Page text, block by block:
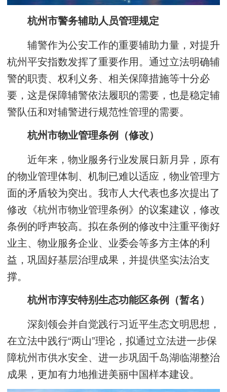
杭州市警务辅助人员管理规定
辅警作为公安工作的重要辅助力量，对提升
杭州平安指数发挥了重要作用。通过立法明确辅
警的职责、权利义务、相关保障措施等十分必
要，这是保障辅警依法履职的需要，也是稳定辅
警队伍和对辅警进行规范性管理的需要。
杭州市物业管理条例（修改）
近年来，物业服务行业发展日新月异，原有
的物业管理体制、机制已难以适应，物业管理方
面的矛盾较为突出。我市人大代表也多次提出了
修改《杭州市物业管理条例》的议案建议，修改
条例的呼声较高。拟在条例的修改中注重平衡好
业主、物业服务企业、业委会等多方主体的利
益，巩固好基层治理成果，并提供坚实法治支
撑。
杭州市淳安特别生态功能区条例（暂名）
深刻领会并自觉践行习近平生态文明思想，
在立法中践行“两山”理论，拟通过立法进一步保
障杭州市供水安全、进一步巩固千岛湖临湖整治
成果，更加有力地推进美丽中国样本建设。